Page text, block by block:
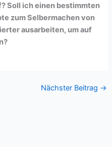
Soll ich einen bestimmten
zum Selbermachen von
ausarbeiten, um auf
Nächster Beitrag →